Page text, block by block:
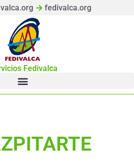
fedivalca.org
Fedivalca